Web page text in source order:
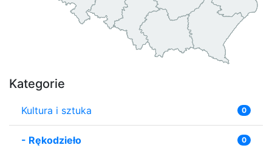
Kategorie
Kultura i sztuka 0
- Rękodzieło 0